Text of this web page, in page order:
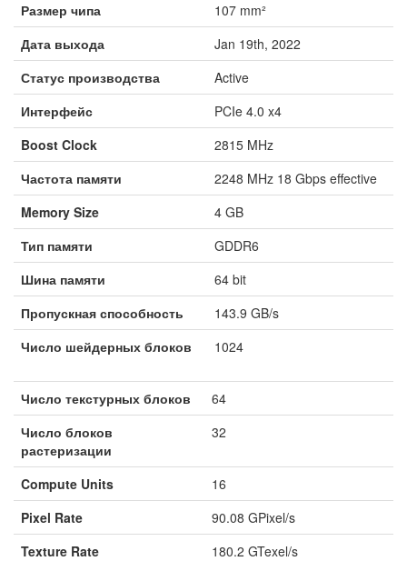
Размер чипа
107 mm²
Дата выхода
Jan 19th, 2022
Статус производства
Active
Интерфейс
PCIe 4.0 x4
Boost Clock
2815 MHz
Частота памяти
2248 MHz 18 Gbps effective
Memory Size
4 GB
Тип памяти
GDDR6
Шина памяти
64 bit
Пропускная способность
143.9 GB/s
Число шейдерных блоков
1024
Число текстурных блоков
64
Число блоков
растеризации
32
Compute Units
16
Pixel Rate
90.08 GPixel/s
Texture Rate
180.2 GTexel/s